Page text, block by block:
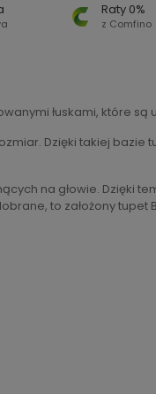
Raty 0%
z Comfino
łuskami, które są
Dzięki takiej bazie
na głowie. Dzięki
to założony tupet